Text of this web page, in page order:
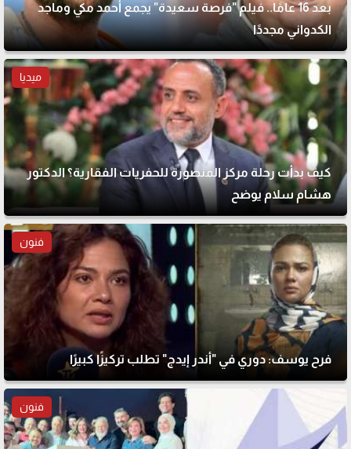
بعد 16 عامًا.. فيلم "فرصة سعيدة" يجمع أحمد مكي وماجد
الكدواني مجددًا
ميديا
كيف بدأت رحلة مركز المنصورة للحفريات الفقارية؟ الدكتور
هشام سلام يوضح
فنون
فرح يوسف: دوري في "أندر إيدج" تطلب تركيزًا كبيرًا
فنون